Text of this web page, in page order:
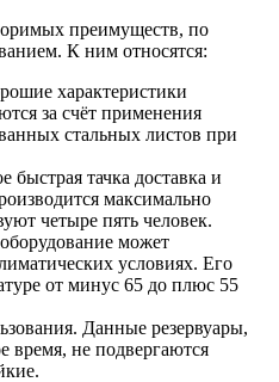
преимуществ, по
К ним относятся:
характеристики
за счёт применения
стальных листов при
быстрая тачка доставка и
максимально
четыре пять человек.
может
условиях. Его
от минус 65 до плюс 55
Данные резервуары,
время, не подвергаются